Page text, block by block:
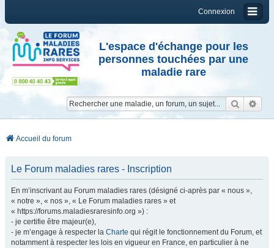
Connexion
L'espace d'échange pour les
personnes touchées par une
maladie rare
Accueil du forum
Le Forum maladies rares - Inscription
En m’inscrivant au Forum maladies rares (désigné ci-après par « nous »,
« notre », « nos », « Le Forum maladies rares » et
« https://forums.maladiesraresinfo.org ») :
- je certifie être majeur(e),
- je m’engage à respecter la Charte qui régit le fonctionnement du Forum, et
notamment à respecter les lois en vigueur en France, en particulier à ne